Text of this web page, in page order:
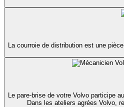
La courroie de distribution est une
Le pare-brise de votre Volvo participe
Dans les ateliers agrées Volvo,